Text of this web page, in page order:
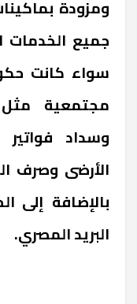
ومزودة
جميع الخدمات
سواء كانت
مجتمعية مثل
وسداد فواتير
الأرضى وصرف
بالإضافة إلى
البريد المصري.